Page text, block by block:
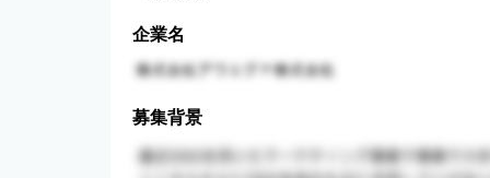
企業名
募集背景